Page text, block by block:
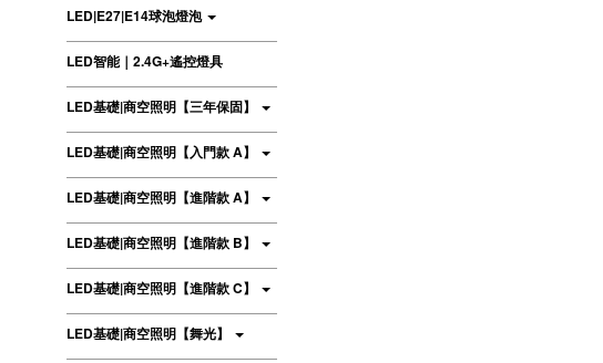
LED|E27|E14球泡燈泡
LED智能｜2.4G+遙控燈具
LED基礎|商空照明【三年保固】
LED基礎|商空照明【入門款 A】
LED基礎|商空照明【進階款 A】
LED基礎|商空照明【進階款 B】
LED基礎|商空照明【進階款 C】
LED基礎|商空照明【舞光】